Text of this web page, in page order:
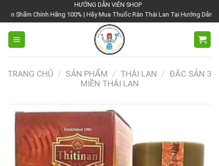
đến
nội
dung
HƯỚNG DẪN VIÊN SHOP
Hãng 100% | Hãy Mua Thuốc Rắn Thái Lan Tại Hướng Dẫn Viên Shop | Với
TRANG CHỦ / SẢN PHẨM / THÁI LAN / ĐẶC SẢN 3
MIỀN THÁI LAN